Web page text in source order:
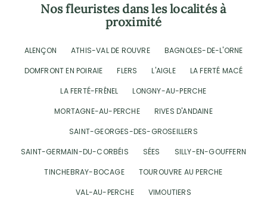
Nos fleuristes dans les localités à
proximité
ALENÇON ATHIS-VAL DE ROUVRE
BAGNOLES-DE-L'ORNE
DOMFRONT EN POIRAIE
FLERS L'AIGLE
LA FERTÉ MACÉ
LA FERTÉ-FRÊNEL
LONGNY-AU-PERCHE
MORTAGNE-AU-PERCHE
RIVES D'ANDAINE
SAINT-GEORGES-DES-GROSEILLERS
SAINT-GERMAIN-DU-CORBÉIS
SÉES
SILLY-EN-GOUFFERN
TINCHEBRAY-BOCAGE
TOUROUVRE AU PERCHE
VAL-AU-PERCHE
VIMOUTIERS